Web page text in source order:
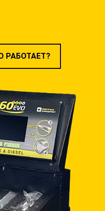
РАБОТАЕТ?